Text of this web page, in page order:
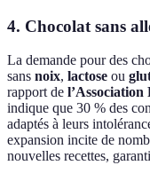
4. Chocolat sans
La demande pour des
sans noix, lactose ou
rapport de l’Association
indique que 30 % des
adaptés à leurs
expansion incite de
nouvelles recettes,